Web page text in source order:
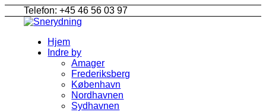
Telefon: +45 46 56 03 97
Hjem
Indre by
Amager
Frederiksberg
København
Nordhavnen
Sydhavnen